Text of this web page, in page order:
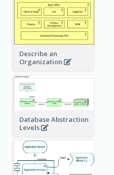
Describe an
Organization
Database Abstraction
Levels